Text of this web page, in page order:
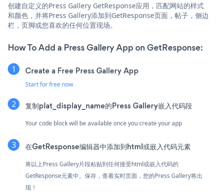
创建自定义的Press Gallery GetResponse应用，匹配网站的样式
和颜色，并将Press Gallery添加到GetResponse页面，帖子，侧边
栏，页脚或您喜欢的任何位置现场。
How To Add a Press Gallery App on GetResponse:
Create a Free Press Gallery App
Start for free now
复制plat_display_name的Press Gallery嵌入代码段
Your code block will be available once you create your app
在GetResponse编辑器中添加到html或嵌入代码元素
将以上Press Gallery片段粘贴到任何接受html或嵌入代码的
GetResponse元素中。保存，查看实时页面，您的Press Gallery将出
现！